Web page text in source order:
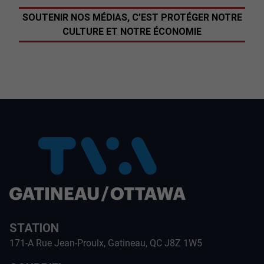
SOUTENIR NOS MÉDIAS, C’EST PROTÉGER NOTRE
CULTURE ET NOTRE ÉCONOMIE
STATION
171-A Rue Jean-Proulx, Gatineau, QC J8Z 1W5